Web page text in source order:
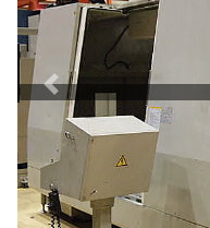
Previous